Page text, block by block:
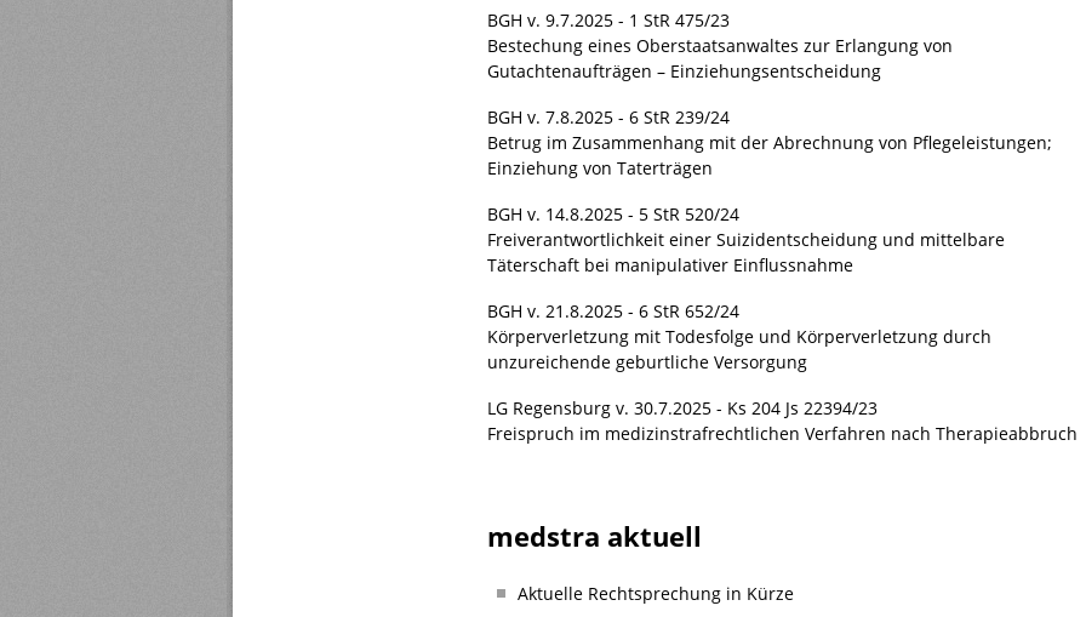
BGH v. 9.7.2025 - 1 StR 475/23
Bestechung eines Oberstaatsanwaltes zur Erlangung von
Gutachtenaufträgen – Einziehungsentscheidung
BGH v. 7.8.2025 - 6 StR 239/24
Betrug im Zusammenhang mit der Abrechnung von Pflegeleistungen;
Einziehung von Taterträgen
BGH v. 14.8.2025 - 5 StR 520/24
Freiverantwortlichkeit einer Suizidentscheidung und mittelbare
Täterschaft bei manipulativer Einflussnahme
BGH v. 21.8.2025 - 6 StR 652/24
Körperverletzung mit Todesfolge und Körperverletzung durch
unzureichende geburtliche Versorgung
LG Regensburg v. 30.7.2025 - Ks 204 Js 22394/23
Freispruch im medizinstrafrechtlichen Verfahren nach Therapieabbruch
medstra aktuell
Aktuelle Rechtsprechung in Kürze